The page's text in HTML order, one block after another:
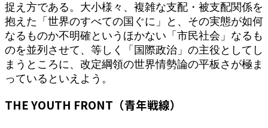
捉え方である。大小様々、複雑な支配・被支配関係を
抱えた「世界のすべての国ぐに」と、その実態が如何
なるものか不明確というほかない「市民社会」なるも
のを並列させて、等しく「国際政治」の主役としてし
まうところに、改定綱領の世界情勢論の平板さが極ま
っているといえよう。
THE YOUTH FRONT（青年戦線）